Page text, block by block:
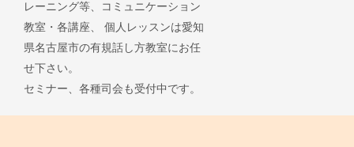
レーニング等、コミュニケーション
教室・各講座、 個人レッスンは愛知
県名古屋市の有規話し方教室にお任
せ下さい。
セミナー、各種司会も受付中です。